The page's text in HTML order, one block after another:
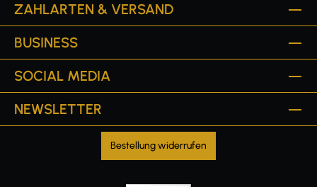
ZAHLARTEN & VERSAND
BUSINESS
SOCIAL MEDIA
NEWSLETTER
Bestellung widerrufen